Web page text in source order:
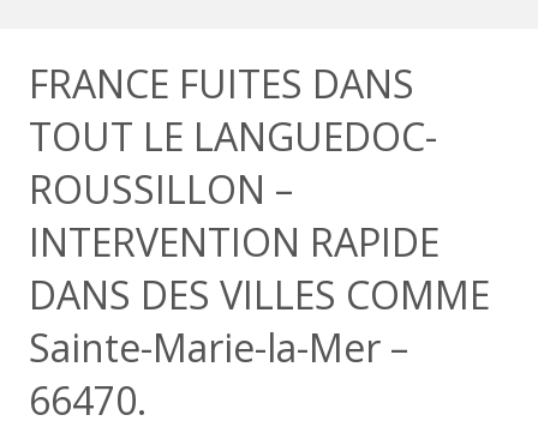
FRANCE FUITES DANS
TOUT LE LANGUEDOC-
ROUSSILLON –
INTERVENTION RAPIDE
DANS DES VILLES COMME
Sainte-Marie-la-Mer –
66470.